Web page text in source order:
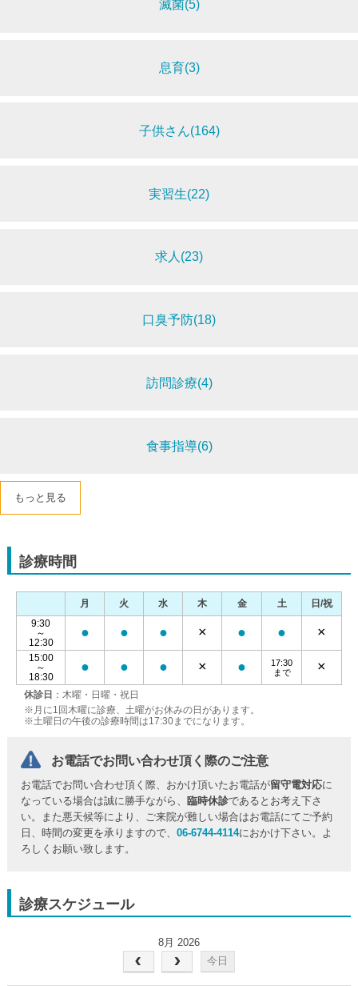
滅菌(5)
息育(3)
子供さん(164)
実習生(22)
求人(23)
口臭予防(18)
訪問診療(4)
食事指導(6)
もっと見る
診療時間
休診日 ：木曜・日曜・祝日
※月に1回木曜に診療、土曜がお休みの日があります。
※土曜日の午後の診療時間は17:30までになります。
月 火 水 木 金 土
日/祝
9:30
～
12:30
● ● ● × ● ● ×
15:00
～
18:30
● ● ● × ●
17:30
まで
×
お電話でお問い合わせ頂く際のご注意
お電話でお問い合わせ頂く際、おかけ頂いたお電話が留守電対応に
なっている場合は誠に勝手ながら、
臨時休診であるとお考え下さ
い。また悪天候等により、ご来院が難しい場合はお電話にてご予約
日、時間の変更を承りますので、06-6744-4114におかけ下さい。よ
ろしくお願い致します。
診療スケジュール
8月 2026
今日